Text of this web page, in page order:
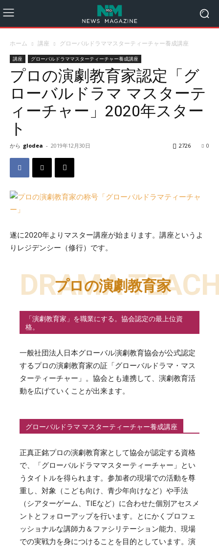
ホーム 講座 グローバルドラママスターティーチャー養成講座
講座 グローバルドラママスターティーチャー養成講座
プロの演劇教育家認定「グ
ローバルドラマ マスターテ
ィーチャー」2020年スター
ト
から glodea - 2019年12月30日 0
2726
遂に2020年よりマスター講座が始まります。講座というよ
りレジデンシー（修行）です。
プロの演劇教育家
DRAMA
「演劇教育家」を職業にする。協会認定の最上位資
格。
一般社団法人日本グローバル演劇教育協会が公式認定
するプロの演劇教育家の証「グローバルドラマ・マス
ターティーチャー」。協会とも連携して、演劇教育活
動を広げていくことが出来ます。
グローバルドラマ マスターティーチャー養成講座
正真正銘プロの演劇教育家として協会が認定する資格
で、「グローバルドラママスターティーチャー」とい
うタイトルを得られます。参加者の現場での活動を尊
重し、対象（こども向け、青少年向けなど）や手法
（シアターゲーム、TIEなど）に合わせた個別アセスメ
ントとフォローアップを行います。とにかくプロフェ
ッショナルな講師力＆ファシリテーション能力、現場
での実戦力を身につけることを目的としています。演